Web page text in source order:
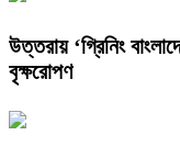
উত্তরায় ‘গ্রিনিং
বৃক্ষরোপণ